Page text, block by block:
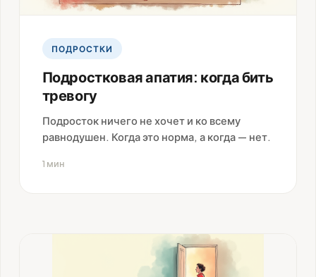
ПОДРОСТКИ
Подростковая апатия: когда бить
тревогу
Подросток ничего не хочет и ко всему
равнодушен. Когда это норма, а когда — нет.
1 мин